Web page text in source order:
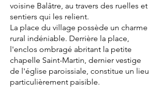
voisine Balâtre, au travers des ruelles et
sentiers qui les relient.
La place du village possède un charme
rural indéniable. Derrière la place,
l'enclos ombragé abritant la petite
chapelle Saint-Martin, dernier vestige
de l'église paroissiale, constitue un lieu
particulièrement paisible.